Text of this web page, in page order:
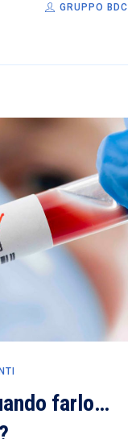
GRUPPO BDC
farlo…